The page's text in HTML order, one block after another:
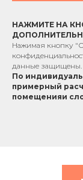
НАЖМИТЕ НА
Нажимая кнопку
данные защищены.
По
примерный
помещенияи